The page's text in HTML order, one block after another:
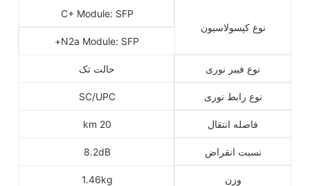
نوع کپسولاسیون
C+ Module: SFP
N2a Module: SFP+
نوع فیبر نوری حالت تک
نوع رابط نوری SC/UPC
فاصله انتقال 20 km
نسبت انقراض 8.2dB
وزن 1.46kg